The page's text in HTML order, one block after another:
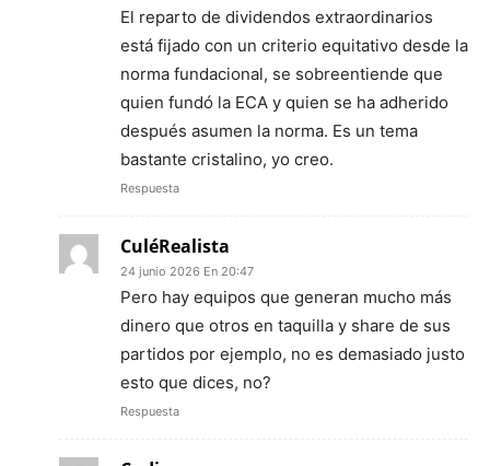
El reparto de dividendos extraordinarios
está fijado con un criterio equitativo desde la
norma fundacional, se sobreentiende que
quien fundó la ECA y quien se ha adherido
después asumen la norma. Es un tema
bastante cristalino, yo creo.
Respuesta
CuléRealista
24 junio 2026 En 20:47
Pero hay equipos que generan mucho más
dinero que otros en taquilla y share de sus
partidos por ejemplo, no es demasiado justo
esto que dices, no?
Respuesta